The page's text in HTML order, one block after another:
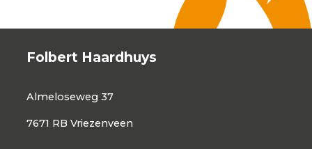
Folbert Haardhuys
Almeloseweg 37
7671 RB Vriezenveen